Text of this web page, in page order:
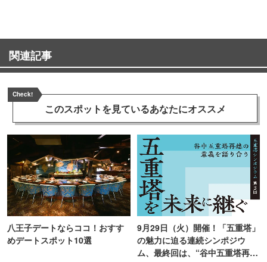
関連記事
Check!
このスポットを見ているあなたにオススメ
八王子デートならココ！おすす
めデートスポット10選
9月29日（火）開催！「五重塔」
の魅力に迫る連続シンポジウ
ム、最終回は、“谷中五重塔再建